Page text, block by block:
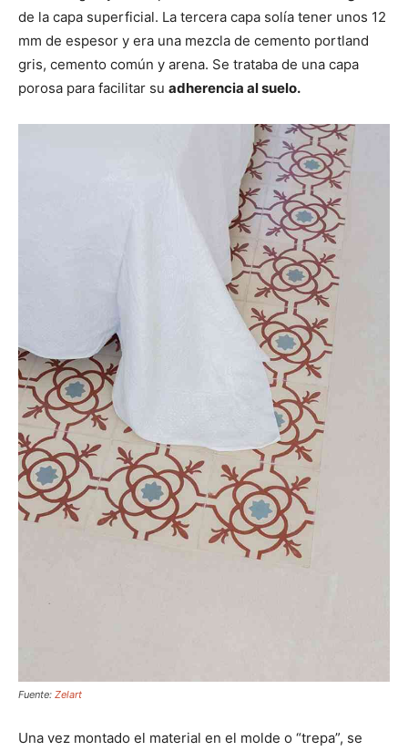
de la capa superficial. La tercera capa solía tener unos 12
mm de espesor y era una mezcla de cemento portland
gris, cemento común y arena. Se trataba de una capa
porosa para facilitar su adherencia al suelo.
Fuente: Zelart
Una vez montado el material en el molde o “trepa”, se